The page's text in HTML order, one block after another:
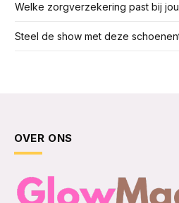
Welke zorgverzekering past bij
Steel de show met deze
OVER ONS